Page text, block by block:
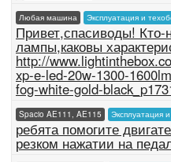
Любая машина Эксплуатация и
Привет,спасиводы! Кто-
лампы,каковы
http://
xp-e-led-20w-1300-
fog-white-gold-
Spacio AE111, AE115 Эксплуатация
ребята помогите
резком нажатии на